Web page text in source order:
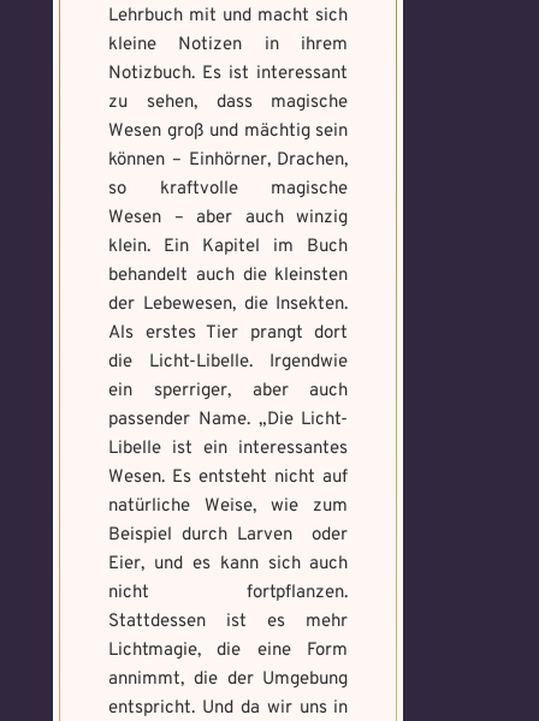
Lehrbuch mit und macht sich
kleine Notizen in ihrem
Notizbuch. Es ist interessant
zu sehen, dass magische
Wesen groß und mächtig sein
können – Einhörner, Drachen,
so kraftvolle magische
Wesen – aber auch winzig
klein. Ein Kapitel im Buch
behandelt auch die kleinsten
der Lebewesen, die Insekten.
Als erstes Tier prangt dort
die Licht-Libelle. Irgendwie
ein sperriger, aber auch
passender Name. „Die Licht-
Libelle ist ein interessantes
Wesen. Es entsteht nicht auf
natürliche Weise, wie zum
Beispiel durch Larven oder
Eier, und es kann sich auch
nicht fortpflanzen.
Stattdessen ist es mehr
Lichtmagie, die eine Form
annimmt, die der Umgebung
entspricht. Und da wir uns in